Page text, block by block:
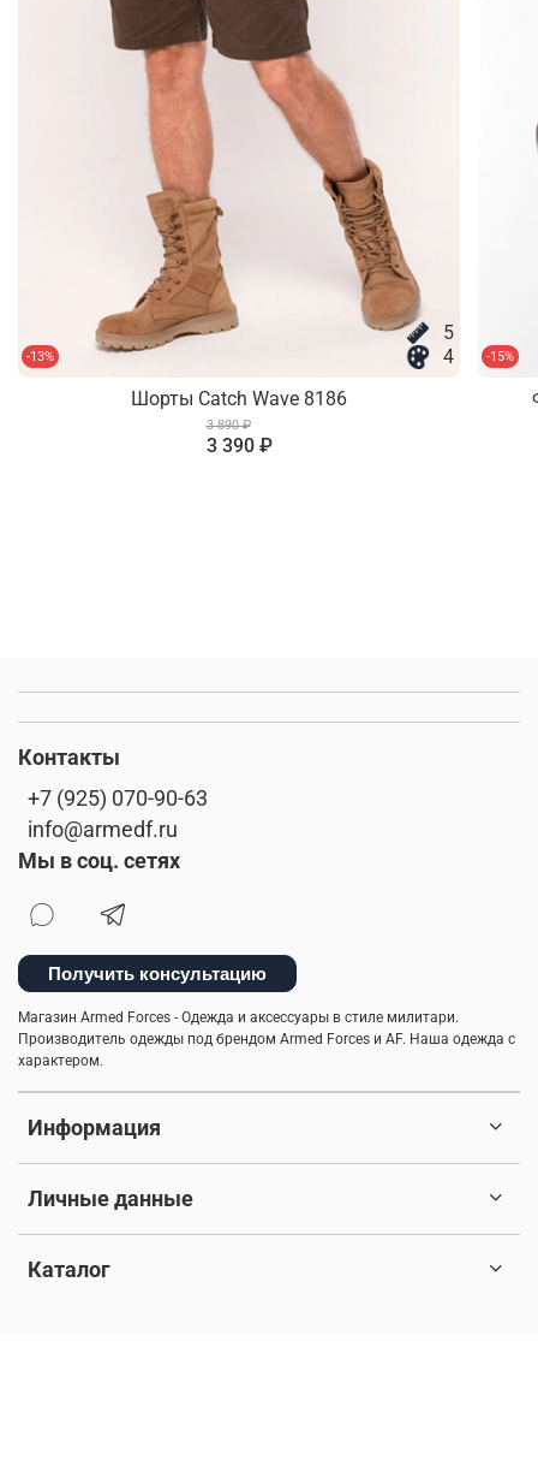
-13%
5
4
Шорты Catch Wave 8186
3 890 ₽
3 390 ₽
-15%
Информация
Личные данные
Каталог
Контакты
+7 (925) 070-90-63
info@armedf.ru
Мы в соц. сетях
Получить консультацию
Магазин Armed Forces - Одежда и аксессуары в стиле милитари.
Производитель одежды под брендом Armed Forces и AF. Наша одежда с
характером.